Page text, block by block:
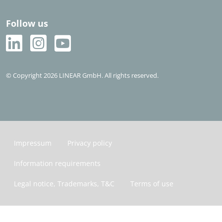
Follow us
© Copyright 2026 LINEAR GmbH. All rights reserved.
Impressum Privacy policy
Information requirements
Legal notice, Trademarks, T&C Terms of use